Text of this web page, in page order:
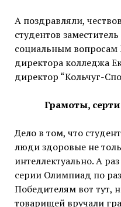
А поздравляли,
студентов
социальным вопросам
директора колледжа
директор “Кольчуг-
Грамоты,
Дело в том, что
люди здоровые не
интеллектуально. А
серии Олимпиад по
Победителям вот тут,
товарищей вручали